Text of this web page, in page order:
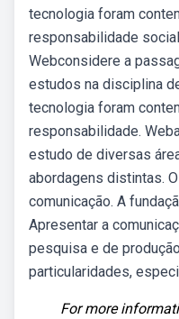
tecnologia foram
responsabilidade
Webconsidere a
estudos na disciplina
tecnologia foram
responsabilidade.
estudo de diversas
abordagens distintas.
comunicação. A
Apresentar a
pesquisa e de
particularidades,
For more